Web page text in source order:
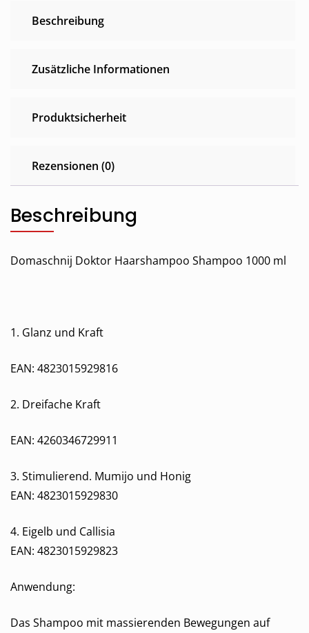
Beschreibung
Zusätzliche Informationen
Produktsicherheit
Rezensionen (0)
Beschreibung
Domaschnij Doktor Haarshampoo Shampoo 1000 ml
1. Glanz und Kraft
EAN: 4823015929816
2. Dreifache Kraft
EAN: 4260346729911
3. Stimulierend. Mumijo und Honig
EAN: 4823015929830
4. Eigelb und Callisia
EAN: 4823015929823
Anwendung:
Das Shampoo mit massierenden Bewegungen auf